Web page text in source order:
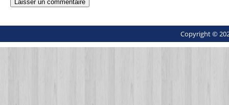
Copyright ©